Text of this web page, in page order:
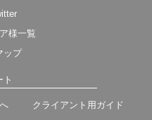
様一覧
ップ
ト
クライアント用ガイド